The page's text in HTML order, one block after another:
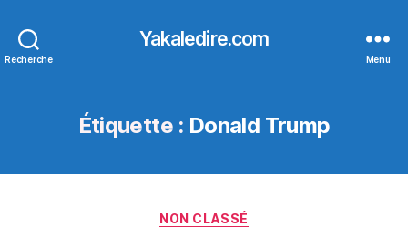
Recherche
Yakaledire.com
Menu
Étiquette : Donald Trump
Catégories
NON CLASSÉ